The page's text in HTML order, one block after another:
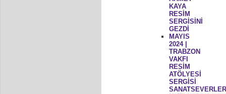
KAYA
RESİM
SERGİSİNİ
GEZDİ
MAYIS
2024 |
TRABZON
VAKFI
RESİM
ATÖLYESİ
SERGİSİ